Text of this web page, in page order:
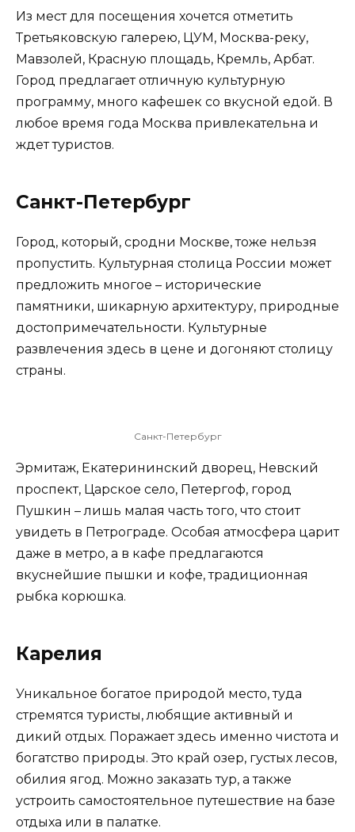
Из мест для посещения хочется отметить
Третьяковскую галерею, ЦУМ, Москва-реку,
Мавзолей, Красную площадь, Кремль, Арбат.
Город предлагает отличную культурную
программу, много кафешек со вкусной едой. В
любое время года Москва привлекательна и
ждет туристов.
Санкт-Петербург
Город, который, сродни Москве, тоже нельзя
пропустить. Культурная столица России может
предложить многое – исторические
памятники, шикарную архитектуру, природные
достопримечательности. Культурные
развлечения здесь в цене и догоняют столицу
страны.
Санкт-Петербург
Эрмитаж, Екатерининский дворец, Невский
проспект, Царское село, Петергоф, город
Пушкин – лишь малая часть того, что стоит
увидеть в Петрограде. Особая атмосфера царит
даже в метро, а в кафе предлагаются
вкуснейшие пышки и кофе, традиционная
рыбка корюшка.
Карелия
Уникальное богатое природой место, туда
стремятся туристы, любящие активный и
дикий отдых. Поражает здесь именно чистота и
богатство природы. Это край озер, густых лесов,
обилия ягод. Можно заказать тур, а также
устроить самостоятельное путешествие на базе
отдыха или в палатке.